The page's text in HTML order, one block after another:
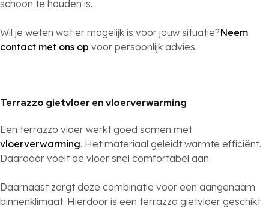
schoon te houden is.
Wil je weten wat er mogelijk is voor jouw situatie?Neem
contact met ons op voor persoonlijk advies.
Terrazzo gietvloer en vloerverwarming
Een terrazzo vloer werkt goed samen met
vloerverwarming. Het materiaal geleidt warmte efficiënt.
Daardoor voelt de vloer snel comfortabel aan.
Daarnaast zorgt deze combinatie voor een aangenaam
binnenklimaat. Hierdoor is een terrazzo gietvloer geschikt